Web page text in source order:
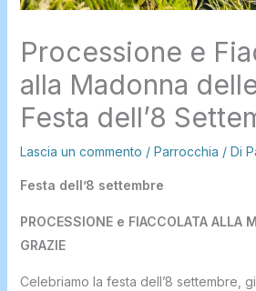
Processione e
alla Madonna
Festa dell’8
Lascia un commento / Parrocchia / Di
Festa dell’8 settembre
PROCESSIONE e FIACCOLATA ALLA
GRAZIE
Celebriamo la festa dell’8 settembre,